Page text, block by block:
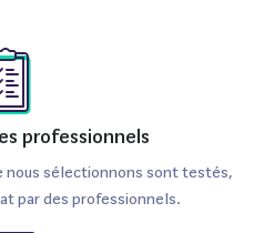
professionnels
nous sélectionnons sont testés,
par des professionnels.